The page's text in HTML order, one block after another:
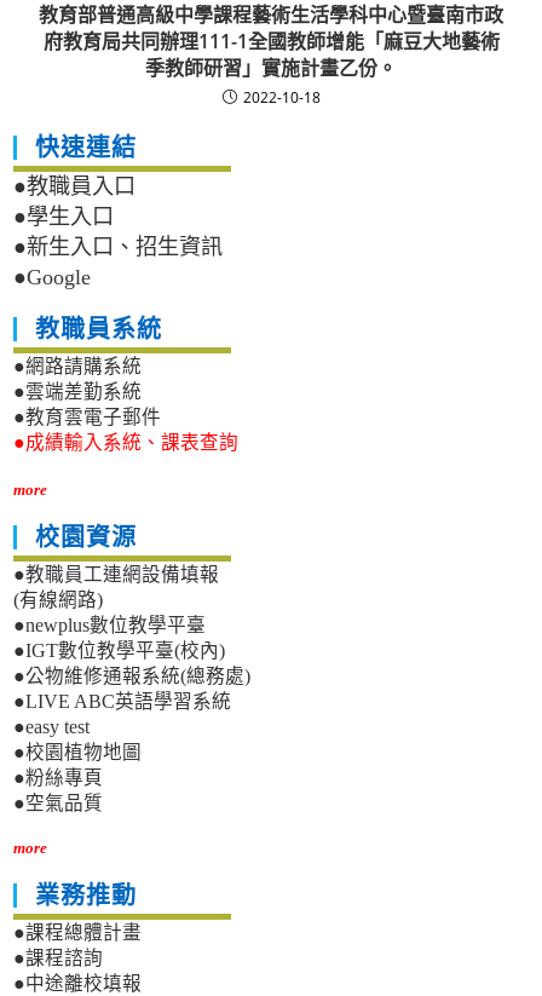
教育部普通高級中學課程藝術生活學科中心暨臺南市政
府教育局共同辦理111-1全國教師增能「麻豆大地藝術
季教師研習」實施計畫乙份。
2022-10-18
快速連結
●教職員入口
●學生入口
●新生入口、招生資訊
●Google
教職員系統
●網路請購系統
●雲端差勤系統
●教育雲電子郵件
●成績輸入系統、課表查詢
more
校園資源
●教職員工連網設備填報
(有線網路)
●newplus數位教學平臺
●IGT數位教學平臺(校內)
●公物維修通報系統(總務處)
●LIVE ABC英語學習系統
●easy test
●校園植物地圖
●粉絲專頁
●空氣品質
more
業務推動
●課程總體計畫
●課程諮詢
●中途離校填報